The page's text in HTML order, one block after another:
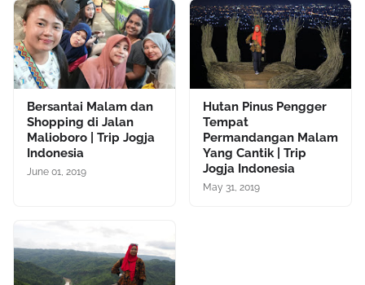
Bersantai Malam dan
Shopping di Jalan
Malioboro | Trip Jogja
Indonesia
June 01, 2019
Hutan Pinus Pengger
Tempat
Permandangan Malam
Yang Cantik | Trip
Jogja Indonesia
May 31, 2019